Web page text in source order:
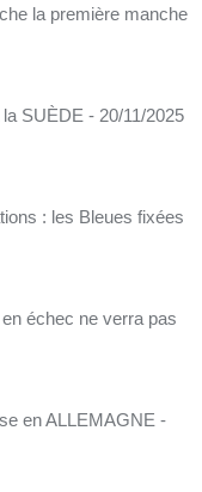
la première manche
SUÈDE - 20/11/2025
: les Bleues fixées
échec ne verra pas
en ALLEMAGNE -